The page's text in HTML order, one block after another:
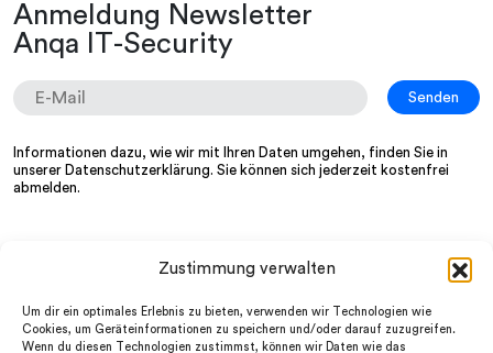
Zustimmung verwalten
Um dir ein optimales Erlebnis zu bieten, verwenden wir Technologien wie
Cookies, um Geräteinformationen zu speichern und/oder darauf zuzugreifen.
Wenn du diesen Technologien zustimmst, können wir Daten wie das
LinkedIn
facebook
Partner
News
Anmeldung Newsletter
Anqa IT-Security
Informationen dazu, wie wir mit Ihren Daten umgehen, finden Sie in
unserer Datenschutzerklärung. Sie können sich jederzeit kostenfrei
abmelden.